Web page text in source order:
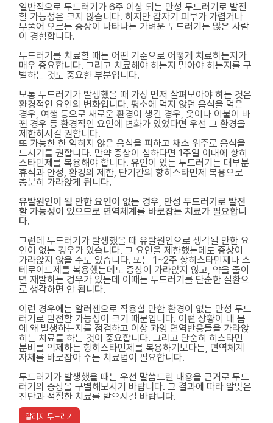
일반적으로 두드러기가 6주 이상 되는 만성 두드러기로 발전
할 가능성은 크지 않습니다. 하지만 갑자기 피부가 가렵거나
부풀어 오르는 증상이 나타나는 가벼운 두드러기는 많은 사람
이 경험합니다.
두드러기를 치료할 때는 어떤 기준으로 어떻게 치료하는지가
매우 중요합니다. 그리고 치료해야 하는지 말아야 하는지를 구
별하는 것도 중요한 부분입니다.
보통 두드러기가 발생했을 때 가장 먼저 살펴보아야 하는 것은
환경적인 요인의 변화입니다. 평소에 먹지 않던 음식을 먹은
경우, 여행 등으로 새로운 환경이 생긴 경우, 옷이나 이불이 바
뀐 경우 등 환경적인 요인에 변화가 있었다면 우선 그 환경을
제한하시길 권합니다.
또 가능한 한 익히지 않은 음식을 피하고 채소 위주로 음식을
드시기를 권합니다. 만약 증상이 심하다면 1주일 이내에 항히
스타민제를 복용해야 합니다. 유인이 있는 두드러기는 대부분
휴식과 안정, 환경의 제한, 단기간의 항히스타민제 복용으로
충분히 가라앉게 됩니다.
유발원인이 될 만한 요인이 없는 경우, 만성 두드러기로 발전
할 가능성이 있으므로 면역체계를 바로잡는 치료가 필요합니
다.
그런데 두드러기가 발생했을 때 유발원인으로 생각될 만한 요
인이 없는 경우가 있습니다. 그 요인을 제한했는데도 증상이
가라앉지 않을 수도 있습니다. 또는 1~2주 항히스타민제나 스
테로이드제를 복용했는데도 증상이 가라앉지 않고, 약을 줄이
면 재발하는 경우가 있는데 이때는 두드러기를 단순한 질환으
로 생각하면 안 됩니다.
이런 경우에는 알러젠으로 작용할 만한 환경이 없는 만성 두드
러기로 발전할 가능성이 크기 때문입니다. 이런 상황이 내 몸
에 왜 발생하는지를 점검하고 이상 과잉 면역반응들을 가라앉
히는 치료를 하는 것이 중요합니다. 그리고 단순히 히스타민
분비를 억제하는 항히스타민제를 복용하기보다는, 면역체계
자체를 바로잡아 주는 치료법이 필요합니다.
두드러기가 발생했을 때는 우선 말씀드린 내용을 근거로 두드
러기의 증상을 구별해보시기 바랍니다. 그 결과에 따라 알맞은
진단과 적절한 치료를 받으시길 바랍니다.
알러지 두드러기